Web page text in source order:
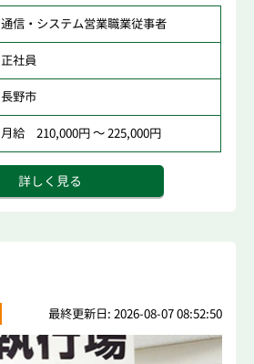
通信・システム営業職業従事者
正社員
長野市
月給 210,000円 ～ 225,000円
詳しく見る
最終更新日: 2026-08-07 08:52:50